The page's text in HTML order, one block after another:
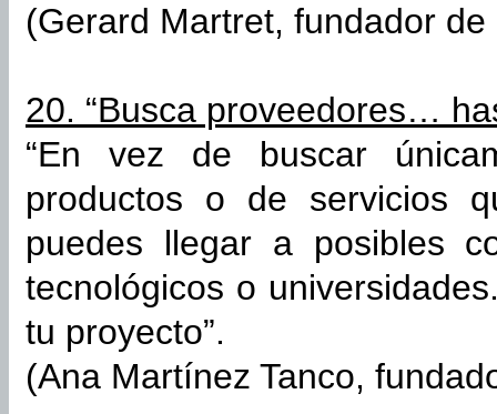
(Gerard Martret, fundador de
20. “Busca proveedores…
“En vez de buscar
productos o de servicios
puedes llegar a posibles
tecnológicos o
tu proyecto”.
(Ana Martínez Tanco,